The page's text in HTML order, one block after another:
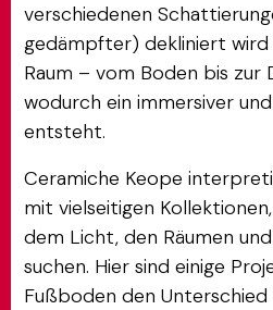
verschiedenen
gedämpfter) dekliniert wird
Raum – vom Boden bis zur
wodurch ein immersiver
entsteht.
Ceramiche Keope
mit vielseitigen
dem Licht, den Räumen
suchen. Hier sind einige
Fußboden den Unterschied